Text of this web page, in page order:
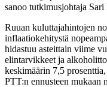
sanoo tutkimusjohtaja
Ruuan kuluttajahintojen
inflaatiokehitystä
hidastuu asteittain viime
elintarvikkeet ja
keskimäärin 7,5
PTT:n ennusteen mukaan